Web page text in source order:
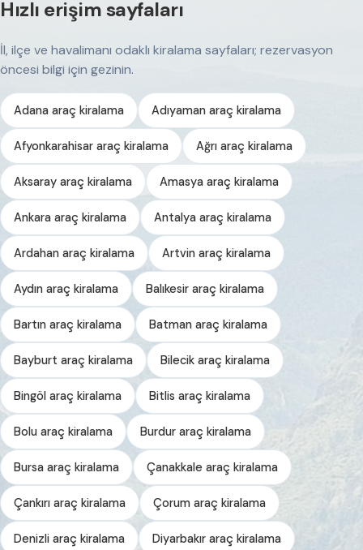
Hızlı erişim sayfaları
İl, ilçe ve havalimanı odaklı kiralama sayfaları; rezervasyon
öncesi bilgi için gezinin.
Adana araç kiralama Adıyaman araç kiralama
Afyonkarahisar araç kiralama Ağrı araç kiralama
Aksaray araç kiralama Amasya araç kiralama
Ankara araç kiralama Antalya araç kiralama
Ardahan araç kiralama Artvin araç kiralama
Aydın araç kiralama Balıkesir araç kiralama
Bartın araç kiralama Batman araç kiralama
Bayburt araç kiralama Bilecik araç kiralama
Bingöl araç kiralama Bitlis araç kiralama
Bolu araç kiralama Burdur araç kiralama
Bursa araç kiralama Çanakkale araç kiralama
Çankırı araç kiralama Çorum araç kiralama
Denizli araç kiralama Diyarbakır araç kiralama